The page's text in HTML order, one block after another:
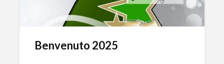
Benvenuto 2025